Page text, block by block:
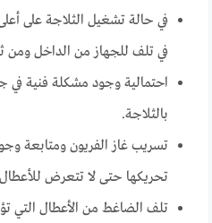
في حالة تشغيل الثلاجة على
في تلف للجهاز من الداخل ومن
احتمالية وجود مشكلة فنية في
بالثلاجة.
تسريب غاز الفريون ومتابعة
تحريكها حتى لا تتعرض
تلف الضاغط من الأعطال التي